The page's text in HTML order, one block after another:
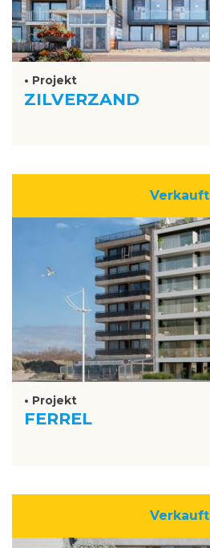
• Projekt
ZILVERZAND
Verkauft
• Projekt
FERREL
Verkauft